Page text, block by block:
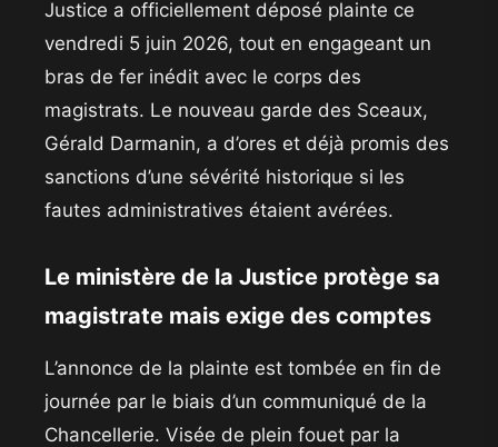
Justice a officiellement déposé plainte ce
vendredi 5 juin 2026, tout en engageant un
bras de fer inédit avec le corps des
magistrats. Le nouveau garde des Sceaux,
Gérald Darmanin, a d’ores et déjà promis des
sanctions d’une sévérité historique si les
fautes administratives étaient avérées.
​Le ministère de la Justice protège sa
magistrate mais exige des comptes
​L’annonce de la plainte est tombée en fin de
journée par le biais d’un communiqué de la
Chancellerie. Visée de plein fouet par la